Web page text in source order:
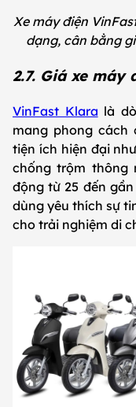
Xe máy điện
dạng, cân bằng
2.7. Giá xe máy
VinFast Klara là
mang phong cách
tiện ích hiện đại
chống trộm thông
động từ 25 đến
dùng yêu thích sự
cho trải nghiệm di